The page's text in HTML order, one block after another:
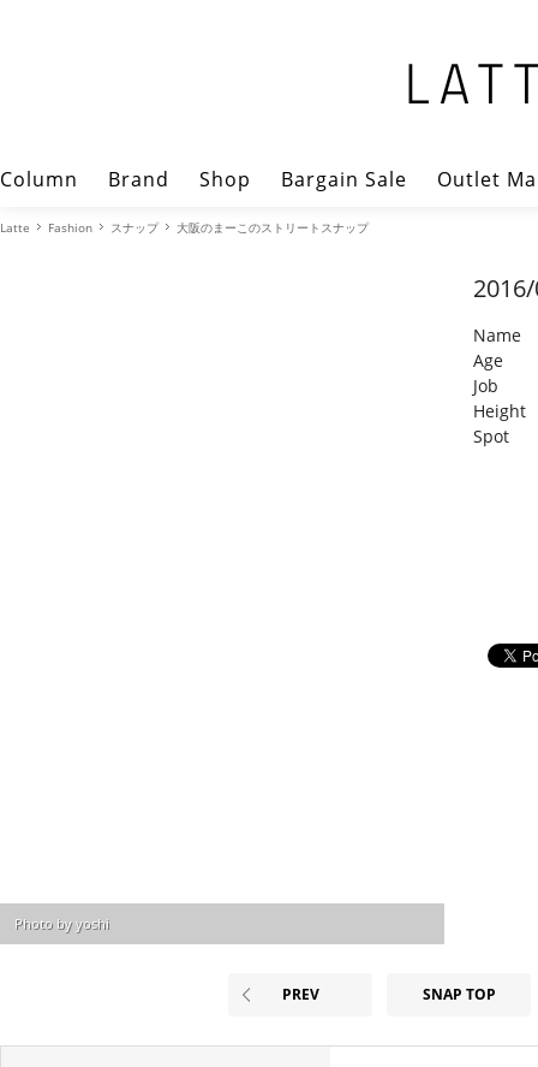
Column Brand Shop Bargain Sale Outlet
Latte Fashion スナップ 大阪のまーこのストリートスナップ
Photo by yoshi
Name
Age
Job
Height
Spot
PREV SNAP TOP